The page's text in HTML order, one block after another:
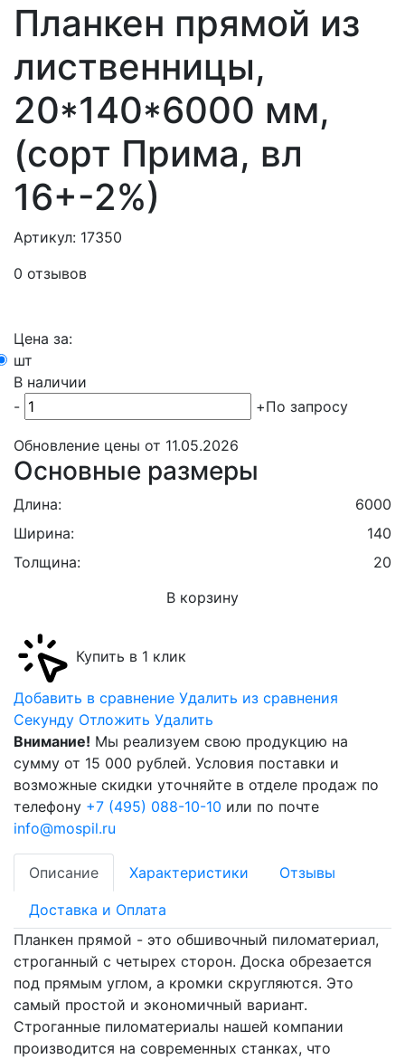
Планкен прямой из
лиственницы,
20*140*6000 мм,
(сорт Прима, вл
16+-2%)
Артикул: 17350
0 отзывов
Цена за:
шт
В наличии
-
+По запросу
Обновление цены от 11.05.2026
Основные размеры
Длина:
6000
Ширина:
140
Толщина:
20
В корзину
Купить в 1 клик
Добавить в сравнение Удалить из сравнения
Cекунду Отложить Удалить
Внимание! Мы реализуем свою продукцию на
сумму от 15 000 рублей. Условия поставки и
возможные скидки уточняйте в отделе продаж по
телефону +7 (495) 088-10-10 или по почте
info@mospil.ru
Описание Характеристики Отзывы
Доставка и Оплата
Планкен прямой - это обшивочный пиломатериал,
строганный с четырех сторон. Доска обрезается
под прямым углом, а кромки скругляются. Это
самый простой и экономичный вариант.
Строганные пиломатериалы нашей компании
производится на современных станках, что